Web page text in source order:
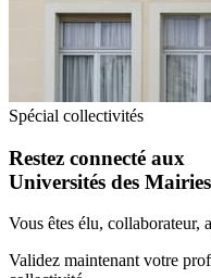
Spécial collectivités
Restez connecté aux
Universités des
Vous êtes élu, collaborateur,
Validez maintenant votre